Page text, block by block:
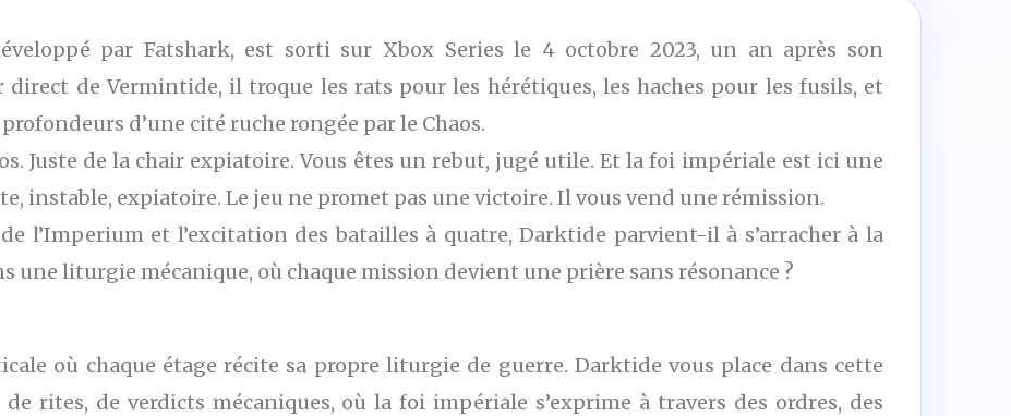
par Fatshark, est sorti sur Xbox Series le 4 octobre 2023, un an après son
de Vermintide, il troque les rats pour les hérétiques, les haches pour les fusils, et
d’une cité ruche rongée par le Chaos.
Juste de la chair expiatoire. Vous êtes un rebut, jugé utile. Et la foi impériale est ici une
instable, expiatoire. Le jeu ne promet pas une victoire. Il vous vend une rémission.
l’Imperium et l’excitation des batailles à quatre, Darktide parvient-il à s’arracher à la
une liturgie mécanique, où chaque mission devient une prière sans résonance ?
où chaque étage récite sa propre liturgie de guerre. Darktide vous place dans cette
rites, de verdicts mécaniques, où la foi impériale s’exprime à travers des ordres, des